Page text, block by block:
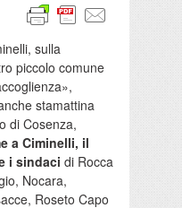
sulla
piccolo comune
stamattina
di Cosenza,
a Ciminelli, il
i sindaci di Rocca
Nocara,
Roseto Capo